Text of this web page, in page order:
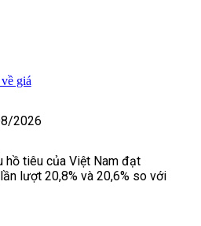
giá
2026
hồ tiêu của Việt Nam đạt
lượt 20,8% và 20,6% so với